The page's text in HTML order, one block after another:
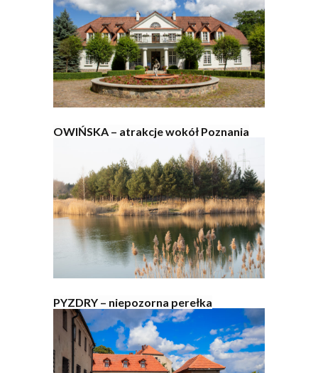
OWIŃSKA – atrakcje wokół Poznania
PYZDRY – niepozorna perełka